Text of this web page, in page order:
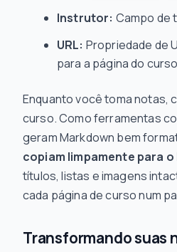
Instrutor: Campo de
URL: Propriedade de
para a página do
Enquanto você toma notas,
curso. Como ferramentas
geram Markdown bem
copiam limpamente para
títulos, listas e imagens
cada página de curso num
Transformando suas